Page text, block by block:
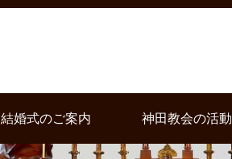
結婚式のご案内 神田教会の活動